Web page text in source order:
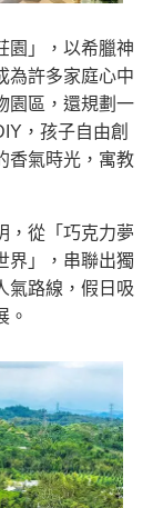
園」，以希臘神
為許多家庭心中
園區，還規劃一
，孩子自由創
香氣時光，寓教
，從「巧克力夢
界」，串聯出獨
氣路線，假日吸
。